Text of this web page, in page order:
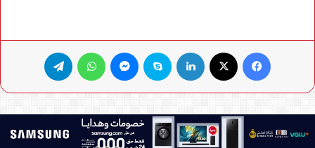
فيسبوك لينكدإن سكايب ماسنجر واتساب